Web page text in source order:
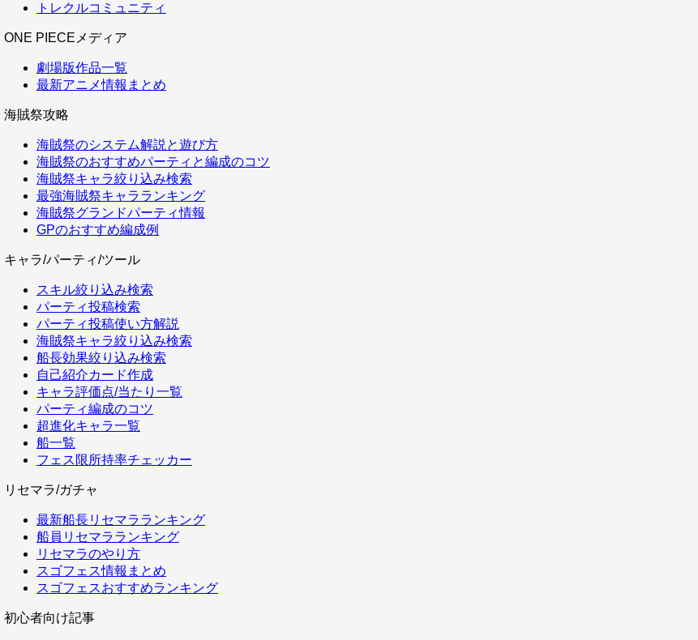
トレクルコミュニティ
ONE PIECEメディア
劇場版作品一覧
最新アニメ情報まとめ
海賊祭攻略
海賊祭のシステム解説と遊び方
海賊祭のおすすめパーティと編成のコツ
海賊祭キャラ絞り込み検索
最強海賊祭キャラランキング
海賊祭グランドパーティ情報
GPのおすすめ編成例
キャラ/パーティ/ツール
スキル絞り込み検索
パーティ投稿検索
パーティ投稿使い方解説
海賊祭キャラ絞り込み検索
船長効果絞り込み検索
自己紹介カード作成
キャラ評価点/当たり一覧
パーティ編成のコツ
超進化キャラ一覧
船一覧
フェス限所持率チェッカー
リセマラ/ガチャ
最新船長リセマラランキング
船員リセマラランキング
リセマラのやり方
スゴフェス情報まとめ
スゴフェスおすすめランキング
初心者向け記事